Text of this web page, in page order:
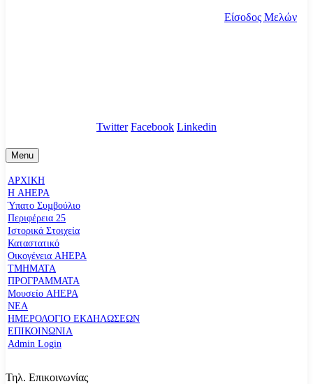
Είσοδος Μελών
Twitter Facebook Linkedin
Menu
ΑΡΧΙΚΗ
Η AHEPA
Ύπατο Συµβούλιο
Περιφέρεια 25
Ιστορικά Στοιχεία
Καταστατικό
Οικογένεια AHEPA
ΤΜΗΜΑΤΑ
ΠΡΟΓΡΑΜΜΑΤΑ
Μουσείο AHEPA
ΝΕΑ
ΗΜΕΡΟΛΟΓΙΟ ΕΚΔΗΛΩΣΕΩΝ
ΕΠΙΚΟΙΝΩΝΙΑ
Admin Login
Τηλ. Επικοινωνίας